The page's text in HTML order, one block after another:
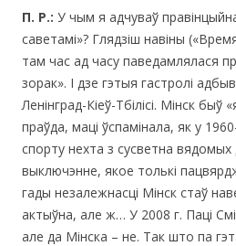
П. Р.: У чым я адчуваў
саветамі»? Глядзіш навіны
там час ад часу паведамлялася
зорак». І дзе гэтыя гастролі
Ленінград-Кіеў-Тбілісі. Мінск
праўда, маці ўспамінала, як у
спорту нехта з сусветна
выключэнне, якое толькі
гады незалежнасці Мінск стаў
актыўна, але ж… У 2008 г. Паці
але да Мінска – не. Так што па